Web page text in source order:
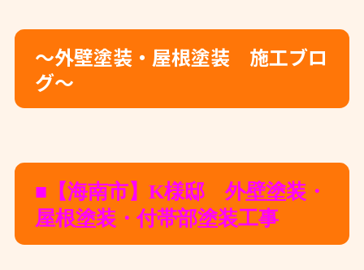
～外壁塗装・屋根塗装 施工ブロ
グ～
■【海南市】K様邸 外壁塗装・
屋根塗装・付帯部塗装工事